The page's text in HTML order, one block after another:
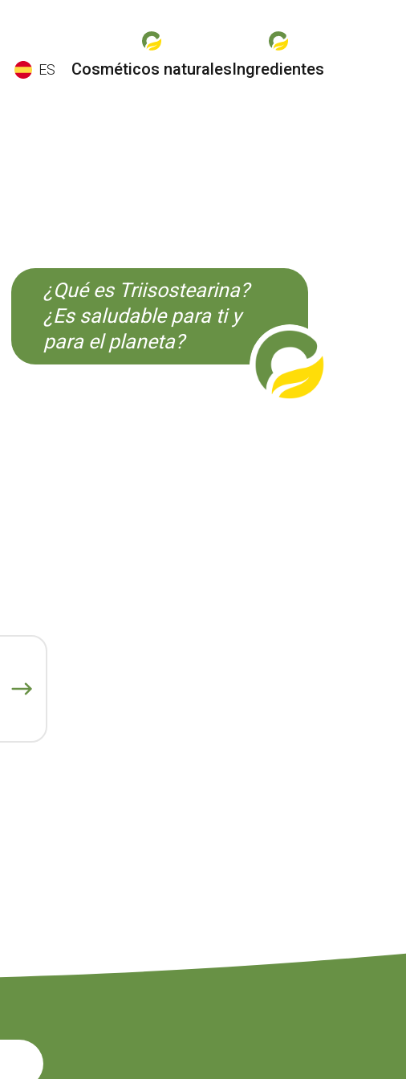
ES
Cosméticos naturalesIngredientes
¿Qué es Triisostearina?
¿Es saludable para ti y
para el planeta?